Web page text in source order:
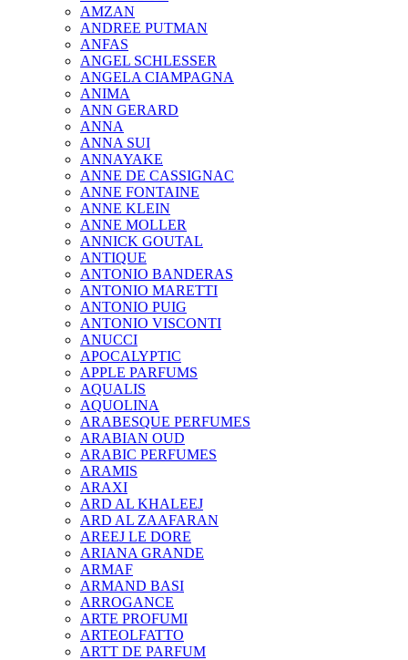
AMZAN
ANDREE PUTMAN
ANFAS
ANGEL SCHLESSER
ANGELA CIAMPAGNA
ANIMA
ANN GERARD
ANNA
ANNA SUI
ANNAYAKE
ANNE DE CASSIGNAC
ANNE FONTAINE
ANNE KLEIN
ANNE MOLLER
ANNICK GOUTAL
ANTIQUE
ANTONIO BANDERAS
ANTONIO MARETTI
ANTONIO PUIG
ANTONIO VISCONTI
ANUCCI
APOCALYPTIC
APPLE PARFUMS
AQUALIS
AQUOLINA
ARABESQUE PERFUMES
ARABIAN OUD
ARABIC PERFUMES
ARAMIS
ARAXI
ARD AL KHALEEJ
ARD AL ZAAFARAN
AREEJ LE DORE
ARIANA GRANDE
ARMAF
ARMAND BASI
ARROGANCE
ARTE PROFUMI
ARTEOLFATTO
ARTT DE PARFUM